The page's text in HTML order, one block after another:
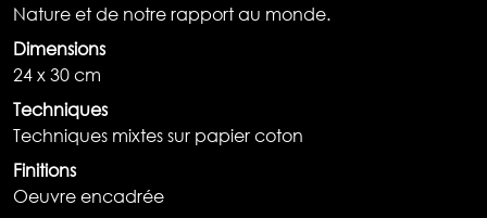
Nature et de notre rapport au monde.
Dimensions
24 x 30 cm
Techniques
Techniques mixtes sur papier coton
Finitions
Oeuvre encadrée